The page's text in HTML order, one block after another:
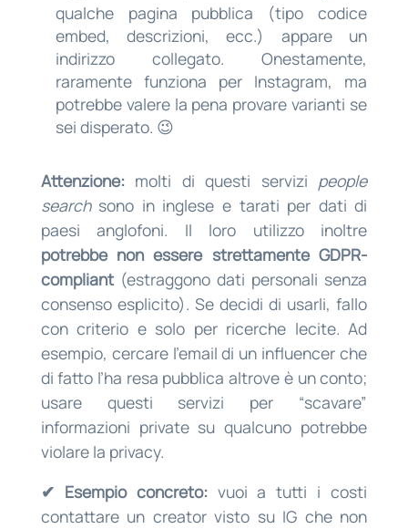
qualche pagina pubblica (tipo codice
embed, descrizioni, ecc.) appare un
indirizzo collegato. Onestamente,
raramente funziona per Instagram, ma
potrebbe valere la pena provare varianti se
sei disperato. 😉
Attenzione:molti di questi servizi people
searchsono in inglese e tarati per dati di
paesi anglofoni. Il loro utilizzo inoltre
potrebbe non essere strettamente GDPR-
compliant(estraggono dati personali senza
consenso esplicito). Se decidi di usarli, fallo
con criterio e solo per ricerche lecite. Ad
esempio, cercare l’email di un influencer che
di fatto l’ha resa pubblica altrove è un conto;
usare questi servizi per “scavare”
informazioni private su qualcuno potrebbe
violare la privacy.
✔ Esempio concreto:vuoi a tutti i costi
contattare un creator visto su IG che non